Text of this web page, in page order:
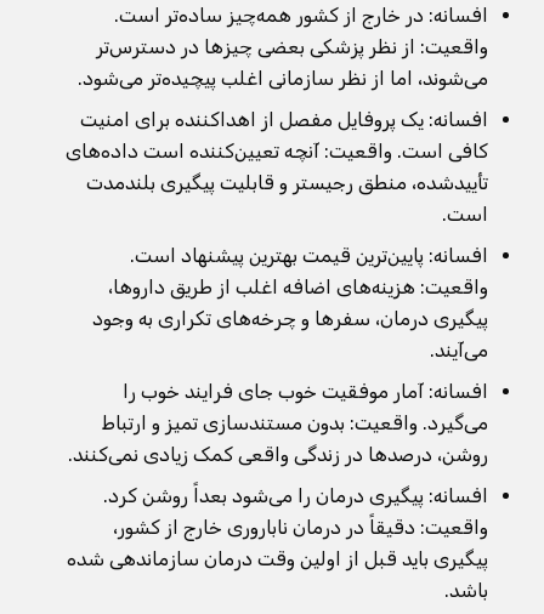
افسانه: در خارج از کشور همه‌چیز ساده‌تر است.
واقعیت: از نظر پزشکی بعضی چیزها در دسترس‌تر
می‌شوند، اما از نظر سازمانی اغلب پیچیده‌تر می‌شود.
افسانه: یک پروفایل مفصل از اهداکننده برای امنیت
کافی است. واقعیت: آنچه تعیین‌کننده است داده‌های
تأییدشده، منطق رجیستر و قابلیت پیگیری بلندمدت
است.
افسانه: پایین‌ترین قیمت بهترین پیشنهاد است.
واقعیت: هزینه‌های اضافه اغلب از طریق داروها،
پیگیری درمان، سفرها و چرخه‌های تکراری به وجود
می‌آیند.
افسانه: آمار موفقیت خوب جای فرایند خوب را
می‌گیرد. واقعیت: بدون مستندسازی تمیز و ارتباط
روشن، درصدها در زندگی واقعی کمک زیادی نمی‌کنند.
افسانه: پیگیری درمان را می‌شود بعداً روشن کرد.
واقعیت: دقیقاً در درمان ناباروری خارج از کشور،
پیگیری باید قبل از اولین وقت درمان سازماندهی شده
باشد.